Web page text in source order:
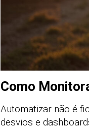
Como
Automatizar não é
desvios e